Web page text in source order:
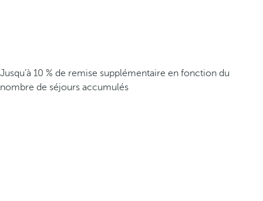
Jusqu’à 10 % de remise supplémentaire en fonction du
nombre de séjours accumulés